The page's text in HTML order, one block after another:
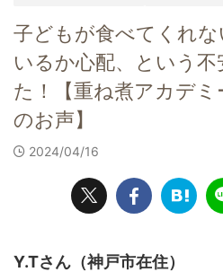
子どもが食べてくれ
いるか心配、という
た！【重ね煮アカデミ
のお声】
2024/04/16
Y.Tさん（神戸市在住）